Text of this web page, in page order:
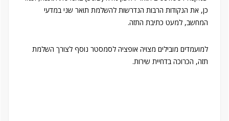
כן, את הנקודות הרבות הנדרשות להשלמת תואר שני במדעי
המחשב, למעט כתיבת התזה.
למועמדים מובילים מצויה אופציה לסמסטר נוסף לצורך השלמת
תזה, הכרוכה בדחיית שירות.